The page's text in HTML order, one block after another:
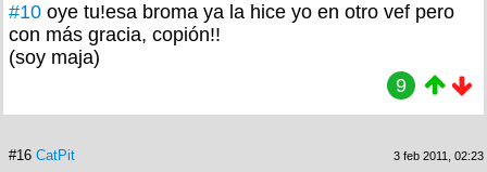
#10 oye tu!esa broma ya la hice yo en otro vef pero
con más gracia, copión!!
(soy maja)
9
#16 CatPit 3 feb 2011, 02:23